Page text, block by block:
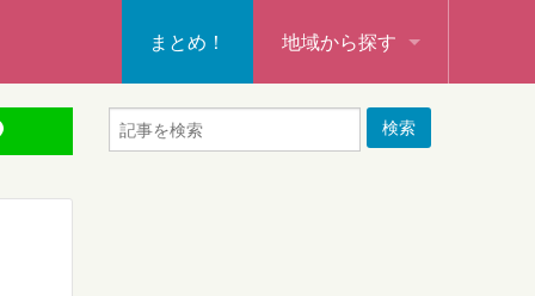
まとめ！ 地域から探す
秩父・飯能・秩父郡